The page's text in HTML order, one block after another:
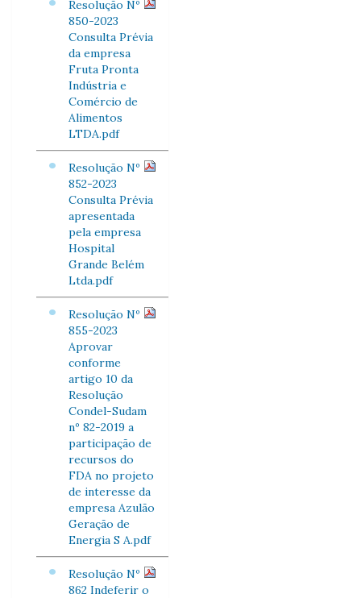
Resolução Nº
850-2023
Consulta Prévia
da empresa
Fruta Pronta
Indústria e
Comércio de
Alimentos
LTDA.pdf
Resolução Nº
852-2023
Consulta Prévia
apresentada
pela empresa
Hospital
Grande Belém
Ltda.pdf
Resolução Nº
855-2023
Aprovar
conforme
artigo 10 da
Resolução
Condel-Sudam
nº 82-2019 a
participação de
recursos do
FDA no projeto
de interesse da
empresa Azulão
Geração de
Energia S A.pdf
Resolução Nº
862 Indeferir o